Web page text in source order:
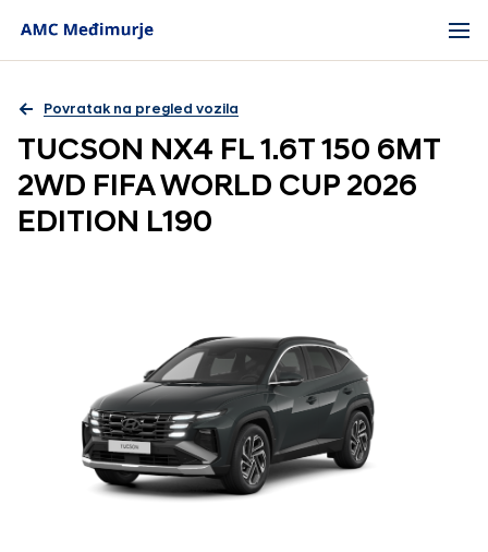
Povratak na pregled vozila
TUCSON NX4 FL 1.6T 150 6MT
2WD FIFA WORLD CUP 2026
EDITION L190